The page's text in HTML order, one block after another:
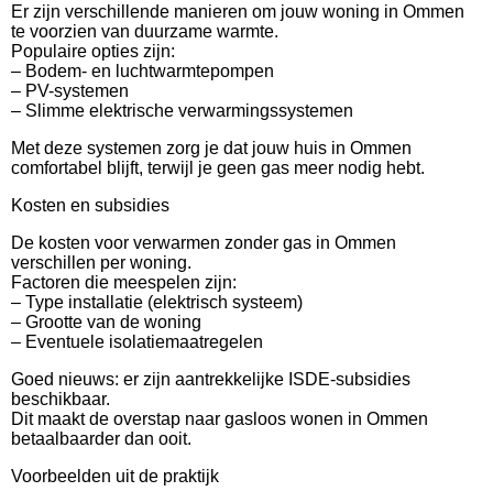
Er zijn verschillende manieren om jouw woning in Ommen
te voorzien van duurzame warmte.
Populaire opties zijn:
– Bodem- en luchtwarmtepompen
– PV-systemen
– Slimme elektrische verwarmingssystemen
Met deze systemen zorg je dat jouw huis in Ommen
comfortabel blijft, terwijl je geen gas meer nodig hebt.
Kosten en subsidies
De kosten voor verwarmen zonder gas in Ommen
verschillen per woning.
Factoren die meespelen zijn:
– Type installatie (elektrisch systeem)
– Grootte van de woning
– Eventuele isolatiemaatregelen
Goed nieuws: er zijn aantrekkelijke ISDE-subsidies
beschikbaar.
Dit maakt de overstap naar gasloos wonen in Ommen
betaalbaarder dan ooit.
Voorbeelden uit de praktijk